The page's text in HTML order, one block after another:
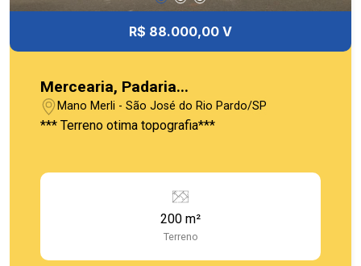
R$ 88.000,00 V
Mercearia, Padaria...
Mano Merli - São José do Rio Pardo/SP
*** Terreno otima topografia***
200 m²
Terreno